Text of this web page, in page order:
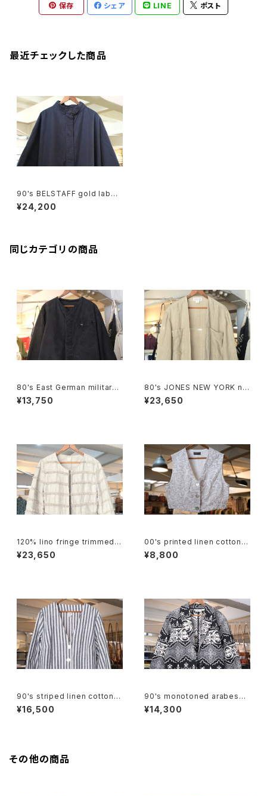
保存 シェア LINE ポスト
最近チェックした商品
90's BELSTAFF gold label
hooded Cape
¥24,200
同じカテゴリの商品
80's East German military
Jacket "remade"
¥13,750
80's JONES NEW YORK nat
ural linen sack open Coat
¥23,650
120% lino fringe trimmed c
ollarless Jacket
¥23,650
00's printed linen cotton s
hort Vest
¥8,800
90's striped linen cotton V
-neck Jacket
¥16,500
90's monotoned arabesqu
e gobelin short Jacket
¥14,300
その他の商品